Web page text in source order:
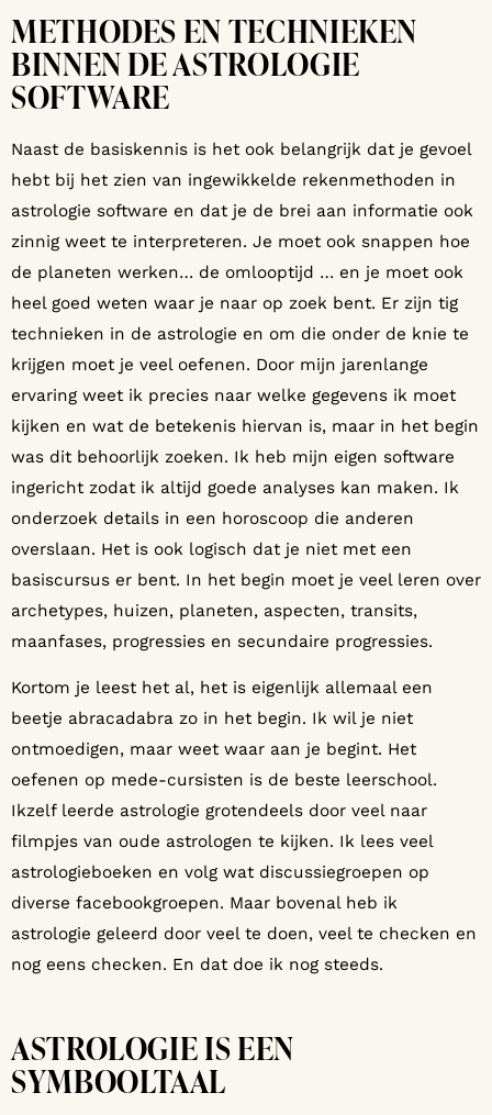
METHODES EN TECHNIEKEN
BINNEN DE ASTROLOGIE
SOFTWARE
Naast de basiskennis is het ook belangrijk dat je gevoel
hebt bij het zien van ingewikkelde rekenmethoden in
astrologie software en dat je de brei aan informatie ook
zinnig weet te interpreteren. Je moet ook snappen hoe
de planeten werken… de omlooptijd … en je moet ook
heel goed weten waar je naar op zoek bent. Er zijn tig
technieken in de astrologie en om die onder de knie te
krijgen moet je veel oefenen. Door mijn jarenlange
ervaring weet ik precies naar welke gegevens ik moet
kijken en wat de betekenis hiervan is, maar in het begin
was dit behoorlijk zoeken. Ik heb mijn eigen software
ingericht zodat ik altijd goede analyses kan maken. Ik
onderzoek details in een horoscoop die anderen
overslaan. Het is ook logisch dat je niet met een
basiscursus er bent. In het begin moet je veel leren over
archetypes, huizen, planeten, aspecten, transits,
maanfases, progressies en secundaire progressies.
Kortom je leest het al, het is eigenlijk allemaal een
beetje abracadabra zo in het begin. Ik wil je niet
ontmoedigen, maar weet waar aan je begint. Het
oefenen op mede-cursisten is de beste leerschool.
Ikzelf leerde astrologie grotendeels door veel naar
filmpjes van oude astrologen te kijken. Ik lees veel
astrologieboeken en volg wat discussiegroepen op
diverse facebookgroepen. Maar bovenal heb ik
astrologie geleerd door veel te doen, veel te checken en
nog eens checken. En dat doe ik nog steeds.
ASTROLOGIE IS EEN
SYMBOOLTAAL